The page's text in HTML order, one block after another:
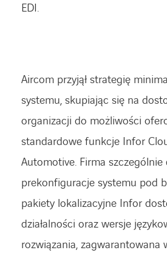
EDI.
Aircom przyjął strategię
systemu, skupiając się na
organizacji do możliwości
standardowe funkcje Infor
Automotive. Firma szczególnie
prekonfiguracje systemu pod
pakiety lokalizacyjne Infor
działalności oraz wersje
rozwiązania, zagwarantowana